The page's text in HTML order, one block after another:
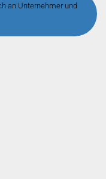
an Unternehmer und